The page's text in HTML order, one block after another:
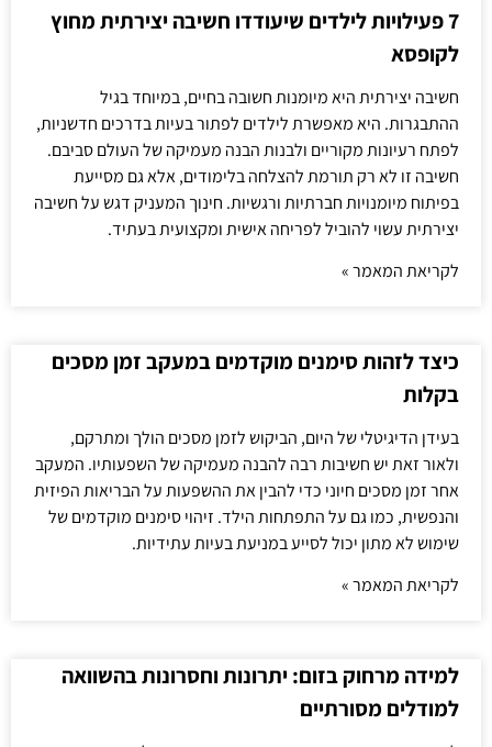
7 פעילויות לילדים שיעודדו חשיבה יצירתית מחוץ
לקופסא
חשיבה יצירתית היא מיומנות חשובה בחיים, במיוחד בגיל
ההתבגרות. היא מאפשרת לילדים לפתור בעיות בדרכים חדשניות,
לפתח רעיונות מקוריים ולבנות הבנה מעמיקה של העולם סביבם.
חשיבה זו לא רק תורמת להצלחה בלימודים, אלא גם מסייעת
בפיתוח מיומנויות חברתיות ורגשיות. חינוך המעניק דגש על חשיבה
יצירתית עשוי להוביל לפריחה אישית ומקצועית בעתיד.
לקריאת המאמר »
כיצד לזהות סימנים מוקדמים במעקב זמן מסכים
בקלות
בעידן הדיגיטלי של היום, הביקוש לזמן מסכים הולך ומתרקם,
ולאור זאת יש חשיבות רבה להבנה מעמיקה של השפעותיו. המעקב
אחר זמן מסכים חיוני כדי להבין את ההשפעות על הבריאות הפיזית
והנפשית, כמו גם על התפתחות הילד. זיהוי סימנים מוקדמים של
שימוש לא מתון יכול לסייע במניעת בעיות עתידיות.
לקריאת המאמר »
למידה מרחוק בזום: יתרונות וחסרונות בהשוואה
למודלים מסורתיים